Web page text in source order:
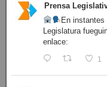
Prensa
En instantes
Legislatura
enlace:
1